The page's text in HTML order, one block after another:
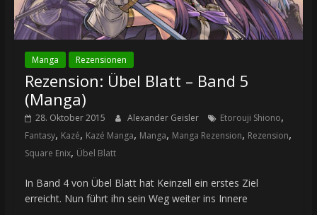
Manga Rezensionen
Rezension: Übel Blatt – Band 5
(Manga)
28. Oktober 2015 Alexander Geisler Etorouji Shiono,
Fantasy, Kazé, Kazé Manga, Manga, Manga Rezension, Rezension,
Square Enix, Übel Blatt
In Band 4 von Übel Blatt hat Keinzell ein erstes Ziel
erreicht. Nun führt ihn sein Weg weiter ins Innere